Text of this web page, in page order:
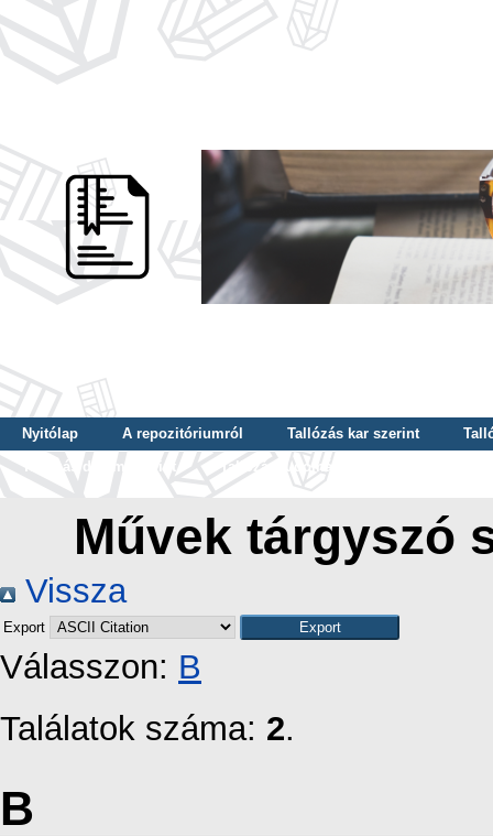
Nyitólap A repozitóriumról Tallózás kar szerint
Tallózás dátum szerint
Tallózás tudományterület szerint
Művek tárgyszó
Vissza
Export
Válasszon: B
Találatok száma: 2.
B